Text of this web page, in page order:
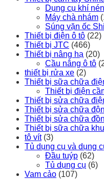
Dụng cụ khí
Máy chà nhám
Súng vặn ốc
Thiết bị điện ô tô (22)
Thiết bị JTC (466)
Thiết bị nâng hạ (20)
Cầu nâng ô tô
thiết bị rửa xe (2)
Thiết bị sữa chữa
Thiết bị điện
Thiết bị sửa chữa
Thiết bị sửa chữa
Thiết bị sửa chữa
Thiết bị sữa chữa
tô vít (3)
Tủ dụng cụ và dụng
Đầu tuýp (62)
Tủ dụng cụ (6)
Vam cảo (107)